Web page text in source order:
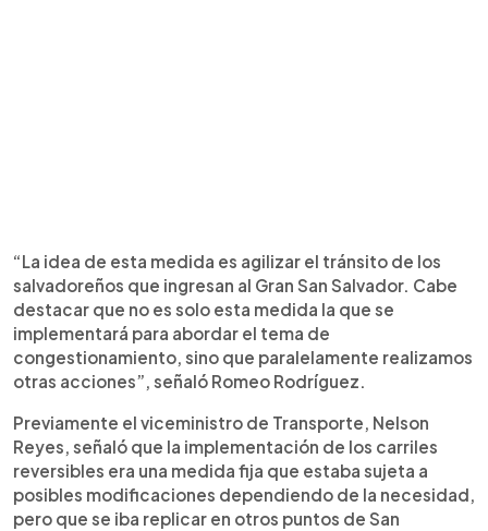
“La idea de esta medida es agilizar el tránsito de los
salvadoreños que ingresan al Gran San Salvador. Cabe
destacar que no es solo esta medida la que se
implementará para abordar el tema de
congestionamiento, sino que paralelamente realizamos
otras acciones”, señaló Romeo Rodríguez.
Previamente el viceministro de Transporte, Nelson
Reyes, señaló que la implementación de los carriles
reversibles era una medida fija que estaba sujeta a
posibles modificaciones dependiendo de la necesidad,
pero que se iba replicar en otros puntos de San